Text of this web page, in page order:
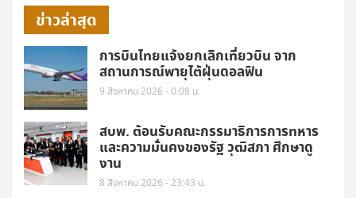
ข่าวล่าสุด
การบินไทยแจ้งยกเลิกเที่ยวบิน จาก
สถานการณ์พายุไต้ฝุ่นดอลฟิน
9 สิงหาคม 2026 - 0:08 น.
สบพ. ต้อนรับคณะกรรมาธิการการทหาร
และความมั่นคงของรัฐ วุฒิสภา ศึกษาดู
งาน
8 สิงหาคม 2026 - 23:43 น.